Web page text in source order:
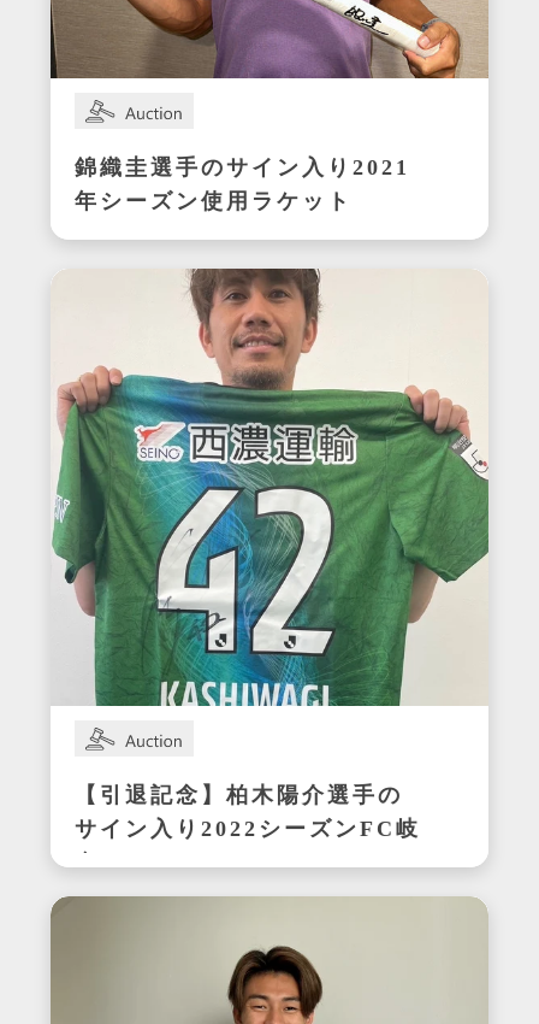
錦織圭選手のサイン入り2021
年シーズン使用ラケット
【引退記念】柏木陽介選手の
サイン入り2022シーズンFC岐
阜ユニフォーム